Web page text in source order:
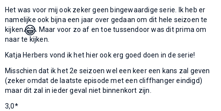
Het was voor mij ook zeker geen bingewaardige serie. Ik heb er
namelijke ook bijna een jaar over gedaan om dit hele seizoen te
kijken😂 Maar voor zo af en toe tussendoor was dit prima om
naar te kijken.
Katja Herbers vond ik het hier ook erg goed doen in de serie!
Misschien dat ik het 2e seizoen wel een keer een kans zal geven
(zeker omdat de laatste episode met een cliffhanger eindigd)
maar dit zal in ieder geval niet binnenkort zijn.
3,0*